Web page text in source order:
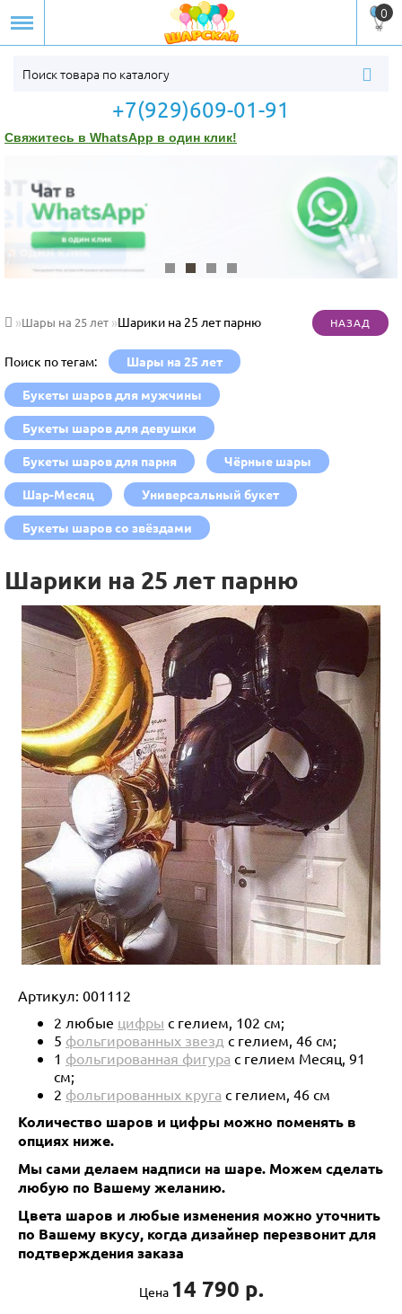
0
+7(929)609-01-91
Свяжитесь в WhatsApp в один клик!
Шары на 25 лет Шарики на 25 лет парню
Поиск по тегам: Шары на 25 лет
Букеты шаров для мужчины
Букеты шаров для девушки
Букеты шаров для парня Чёрные шары
Шар-Месяц Универсальный букет
Букеты шаров со звёздами
Шарики на 25 лет парню
Артикул: 001112
2 любые цифры с гелием, 102 см;
5 фольгированных звезд с гелием, 46 см;
1 фольгированная фигура с гелием Месяц, 91
см;
2 фольгированных круга с гелием, 46 см
Количество шаров и цифры можно поменять в
опциях ниже.
Мы сами делаем надписи на шаре. Можем сделать
любую по Вашему желанию.
Цвета шаров и любые изменения можно уточнить
по Вашему вкусу, когда дизайнер перезвонит для
подтверждения заказа
Цена 14 790 р.